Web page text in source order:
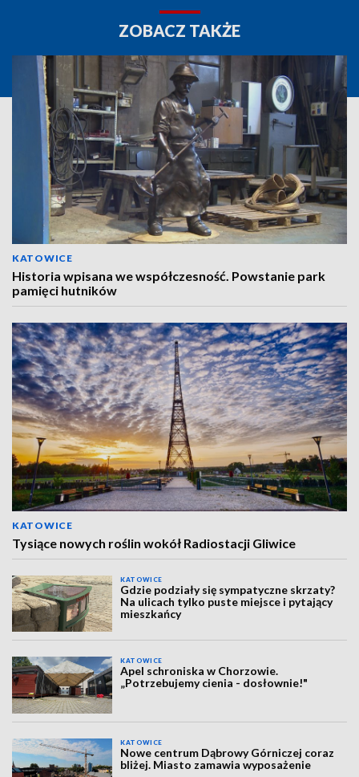
ZOBACZ TAKŻE
KATOWICE
Historia wpisana we współczesność. Powstanie park
pamięci hutników
KATOWICE
Tysiące nowych roślin wokół Radiostacji Gliwice
KATOWICE
Gdzie podziały się sympatyczne skrzaty?
Na ulicach tylko puste miejsce i pytający
mieszkańcy
KATOWICE
Apel schroniska w Chorzowie.
„Potrzebujemy cienia - dosłownie!"
KATOWICE
Nowe centrum Dąbrowy Górniczej coraz
bliżej. Miasto zamawia wyposażenie